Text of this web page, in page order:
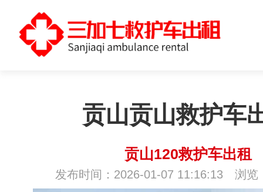
贡山贡山救护车
贡山120救护车出租
发布时间：2026-01-07 11:16:13 浏览